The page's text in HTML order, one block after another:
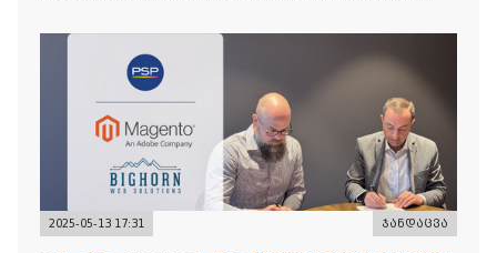
2025-05-13 17:31 ჯანდაცვა